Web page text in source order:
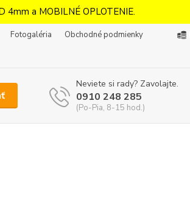
a MOBILNÉ OPLOTENIE.
Fotogaléria
Obchodné podmienky
Neviete si rady? Zavolajte.
0910 248 285
(Po-Pia, 8-15 hod.)